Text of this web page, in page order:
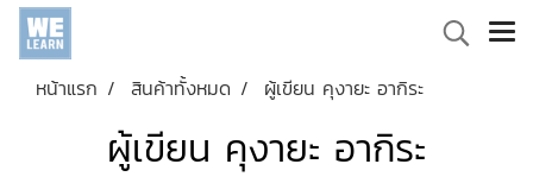
หน้าแรก สินค้าทั้งหมด ผู้เขียน คุงายะ อากิระ
ผู้เขียน คุงายะ อากิระ